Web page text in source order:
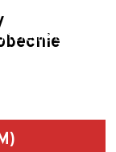
całej
Austrii i